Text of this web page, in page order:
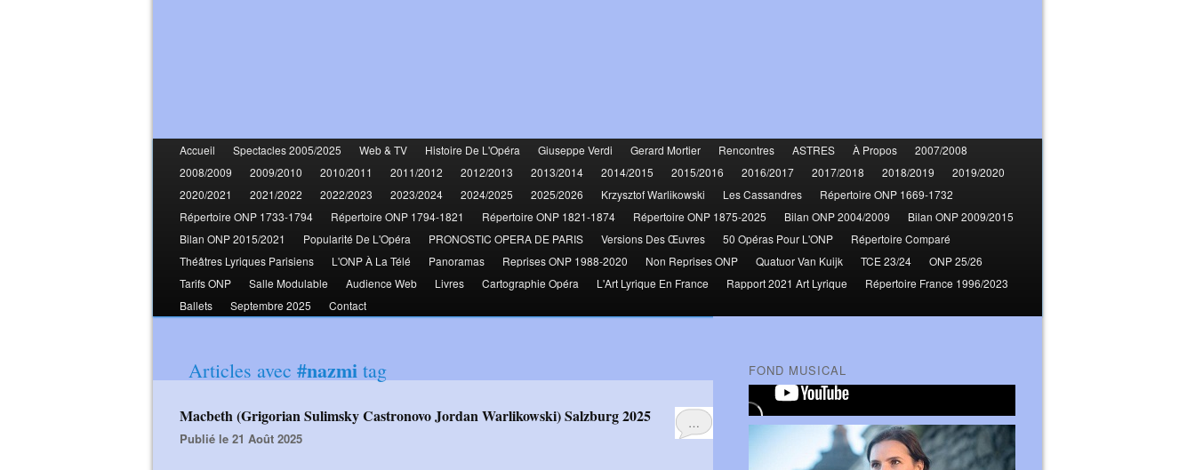
Accueil Spectacles 2005/2025 Web & TV Histoire De L'Opéra Giuseppe Verdi Gerard Mortier Rencontres ASTRES À Propos
2007/2008
2008/2009
2009/2010 2010/2011 2011/2012 2012/2013 2013/2014 2014/2015 2015/2016 2016/2017 2017/2018 2018/2019
2019/2020
2020/2021
2021/2022 2022/2023 2023/2024 2024/2025 2025/2026 Krzysztof Warlikowski Les Cassandres
Répertoire ONP 1669-1732
Répertoire ONP 1733-1794
Répertoire ONP 1794-1821 Répertoire ONP 1821-1874 Répertoire ONP 1875-2025 Bilan ONP 2004/2009
Bilan ONP 2009/2015
Bilan ONP 2015/2021
Popularité De L'Opéra PRONOSTIC OPERA DE PARIS Versions Des Œuvres 50 Opéras Pour L'ONP
Répertoire Comparé
Théâtres Lyriques Parisiens
L'ONP À La Télé Panoramas Reprises ONP 1988-2020 Non Reprises ONP Quatuor Van Kuijk TCE 23/24
ONP 25/26
Tarifs ONP
Salle Modulable Audience Web Livres Cartographie Opéra L'Art Lyrique En France Rapport 2021 Art Lyrique
Répertoire France 1996/2023
Ballets
Septembre 2025 Contact
Articles avec #nazmi tag
…
Macbeth (Grigorian Sulimsky Castronovo Jordan Warlikowski) Salzburg 2025
Publié le 21 Août 2025
FOND MUSICAL